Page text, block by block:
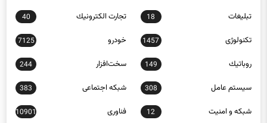
بدافزار 99 برنامه نويسی 34
تبلیغات 18 تجارت الكترونيك 40
تکنولوژی 1457 خودرو 7125
149 سخت‌افزار 244
سيستم عامل 308 شبكه اجتماعی 383